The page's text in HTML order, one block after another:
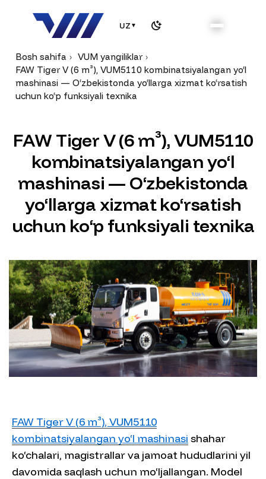
UZ ▼
Bosh sahifa
VUM yangiliklar
FAW Tiger V (6 m³), VUM5110 kombinatsiyalangan yo‘l
mashinasi — O‘zbekistonda yo‘llarga xizmat ko‘rsatish
uchun ko‘p funksiyali texnika
FAW TigerV(6 m³),VUM5110
kombinatsiyalanganyo‘l
mashinasi — O‘zbekistonda
yo‘llargaxizmat ko‘rsatish
uchun ko‘p funksiyali texnika
FAW Tiger V (6 m³), VUM5110
kombinatsiyalangan yo‘l mashinasi shahar
ko‘chalari, magistrallar va jamoat hududlarini yil
davomida saqlash uchun mo‘ljallangan. Model